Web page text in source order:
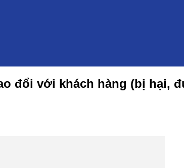
đổi với khách hàng (bị hại,